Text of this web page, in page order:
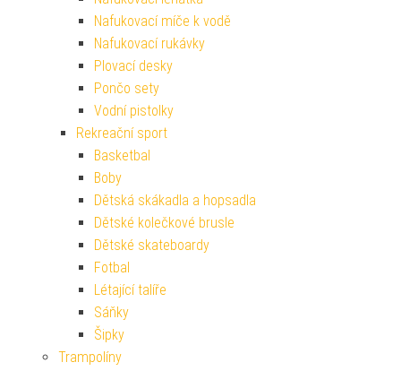
Nafukovací míče k vodě
Nafukovací rukávky
Plovací desky
Pončo sety
Vodní pistolky
Rekreační sport
Basketbal
Boby
Dětská skákadla a hopsadla
Dětské kolečkové brusle
Dětské skateboardy
Fotbal
Létající talíře
Sáňky
Šipky
Trampolíny